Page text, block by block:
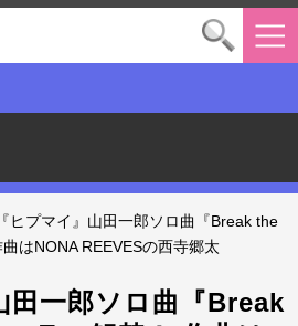
『ヒプマイ』山田一郎ソロ曲『Break the
はNONA REEVESの西寺郷太
田一郎ソロ曲『Break